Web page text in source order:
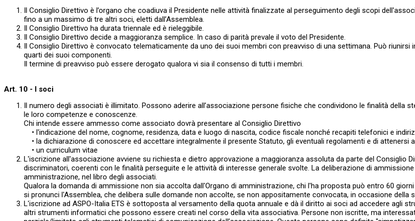
Il Consiglio Direttivo è l’organo che coadiuva il Presidente nelle attività finalizzate al perseguimento degli scopi
fino a un massimo di tre altri soci, eletti dall’Assemblea.
Il Consiglio Direttivo ha durata triennale ed è rieleggibile.
Il Consiglio Direttivo decide a maggioranza semplice. In caso di parità prevale il voto del Presidente.
Il Consiglio Direttivo è convocato telematicamente da uno dei suoi membri con preavviso di una settimana. Può
quarti dei suoi componenti.
Il termine di preavviso può essere derogato qualora vi sia il consenso di tutti i membri.
Art. 10 - I soci
Il numero degli associati è illimitato. Possono aderire all’associazione persone fisiche che condividono le finalità della
le loro competenze e conoscenze.
Chi intende essere ammesso come associato dovrà presentare al Consiglio Direttivo
• l'indicazione del nome, cognome, residenza, data e luogo di nascita, codice fiscale nonché recapiti telefonici e
• la dichiarazione di conoscere ed accettare integralmente il presente Statuto, gli eventuali regolamenti e di attenersi
• un curriculum vitae
L'iscrizione all'associazione avviene su richiesta e dietro approvazione a maggioranza assoluta da parte del Consiglio
discriminatori, coerenti con le finalità perseguite e le attività di interesse generale svolte. La deliberazione di
amministrazione, nel libro degli associati.
Qualora la domanda di ammissione non sia accolta dall'Organo di amministrazione, chi l'ha proposta può entro 60
si pronunci l'Assemblea, che delibera sulle domande non accolte, se non appositamente convocata, in occasione della
L'iscrizione ad ASPO-Italia ETS è sottoposta al versamento della quota annuale e dà il diritto ai soci ad accedere agli
altri strumenti informatici che possono essere creati nel corso della vita associativa. Persone non iscritte, ma